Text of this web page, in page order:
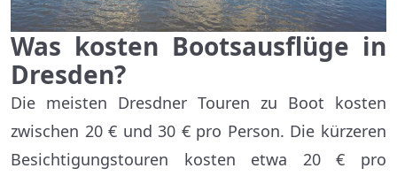
Was kosten Bootsausflüge in
Dresden?
Die meisten Dresdner Touren zu Boot kosten
zwischen 20 € und 30 € pro Person. Die kürzeren
Besichtigungstouren kosten etwa 20 € pro